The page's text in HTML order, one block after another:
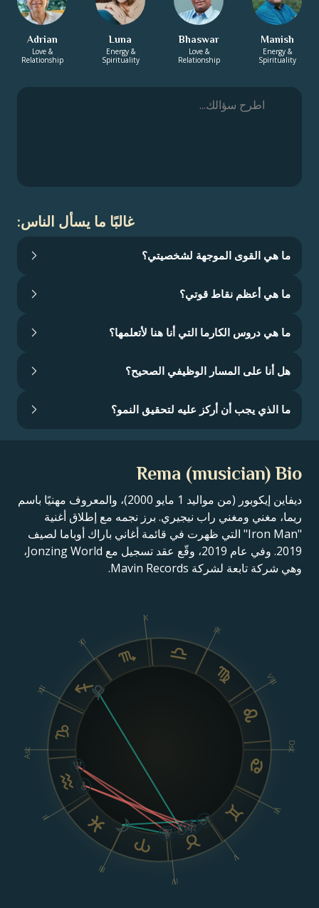
Manish
Energy &
Spirituality
Bhaswar
Love &
Relationship
Luna
Energy &
Spirituality
Adrian
Love &
Relationship
غالبًا ما يسأل الناس:
ما هي القوى الموجهة لشخصيتي؟
ما هي أعظم نقاط قوتي؟
ما هي دروس الكارما التي أنا هنا لأتعلمها؟
هل أنا على المسار الوظيفي الصحيح؟
ما الذي يجب أن أركز عليه لتحقيق النمو؟
Rema (musician) Bio
ديفاين إيكوبور (من مواليد 1 مايو 2000)، والمعروف مهنيًا باسم
ريما، مغني ومغني راب نيجيري. برز نجمه مع إطلاق أغنية
"Iron Man" التي ظهرت في قائمة أغاني باراك أوباما لصيف
2019. وفي عام 2019، وقّع عقد تسجيل مع Jonzing World،
وهي شركة تابعة لشركة Mavin Records.
Asc
II
III
IV
V
VI
Dsc
VIII
IX
X
XI
XII